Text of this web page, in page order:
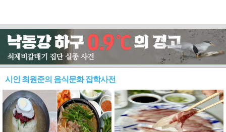
시인 최원준의 음식문화 잡학사전